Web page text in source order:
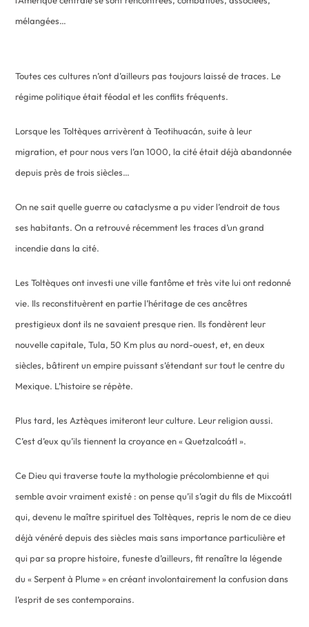
mélangées…
Toutes ces cultures n’ont d’ailleurs pas toujours laissé de traces. Le
régime politique était féodal et les conflits fréquents.
Lorsque les Toltèques arrivèrent à Teotihuacán, suite à leur
migration, et pour nous vers l’an 1000, la cité était déjà abandonnée
depuis près de trois siècles…
On ne sait quelle guerre ou cataclysme a pu vider l’endroit de tous
ses habitants. On a retrouvé récemment les traces d’un grand
incendie dans la cité.
Les Toltèques ont investi une ville fantôme et très vite lui ont redonné
vie. Ils reconstituèrent en partie l’héritage de ces ancêtres
prestigieux dont ils ne savaient presque rien. Ils fondèrent leur
nouvelle capitale, Tula, 50 Km plus au nord-ouest, et, en deux
siècles, bâtirent un empire puissant s’étendant sur tout le centre du
Mexique. L’histoire se répète.
Plus tard, les Aztèques imiteront leur culture. Leur religion aussi.
C’est d’eux qu’ils tiennent la croyance en « Quetzalcoátl ».
Ce Dieu qui traverse toute la mythologie précolombienne et qui
semble avoir vraiment existé : on pense qu’il s’agit du fils de Mixcoátl
qui, devenu le maître spirituel des Toltèques, repris le nom de ce dieu
déjà vénéré depuis des siècles mais sans importance particulière et
qui par sa propre histoire, funeste d’ailleurs, fit renaître la légende
du « Serpent à Plume » en créant involontairement la confusion dans
l’esprit de ses contemporains.